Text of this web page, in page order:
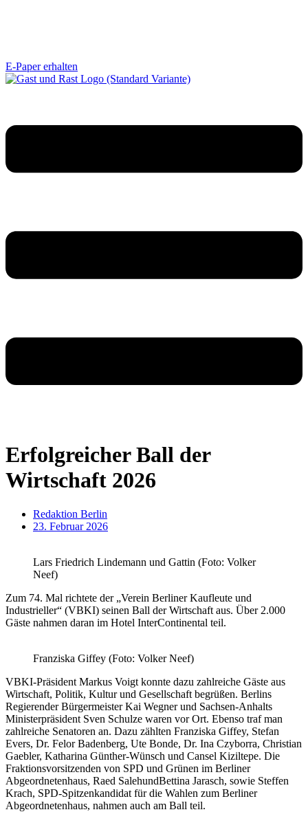
E-Paper erhalten
Erfolgreicher Ball der
Wirtschaft 2026
Redaktion Berlin
23. Februar 2026
Lars Friedrich Lindemann und Gattin (Foto: Volker
Neef)
Zum 74. Mal richtete der „Verein Berliner Kaufleute und
Industrieller“ (VBKI) seinen Ball der Wirtschaft aus. Über 2.000
Gäste nahmen daran im Hotel InterContinental teil.
Franziska Giffey (Foto: Volker Neef)
VBKI-Präsident Markus Voigt konnte dazu zahlreiche Gäste aus
Wirtschaft, Politik, Kultur und Gesellschaft begrüßen. Berlins
Regierender Bürgermeister Kai Wegner und Sachsen-Anhalts
Ministerpräsident Sven Schulze waren vor Ort. Ebenso traf man
zahlreiche Senatoren an. Dazu zählten Franziska Giffey, Stefan
Evers, Dr. Felor Badenberg, Ute Bonde, Dr. Ina Czyborra, Christian
Gaebler, Katharina Günther-Wünsch und Cansel Kiziltepe. Die
Fraktionsvorsitzenden von SPD und Grünen im Berliner
Abgeordnetenhaus, Raed SalehundBettina Jarasch, sowie Steffen
Krach, SPD-Spitzenkandidat für die Wahlen zum Berliner
Abgeordnetenhaus, nahmen auch am Ball teil.